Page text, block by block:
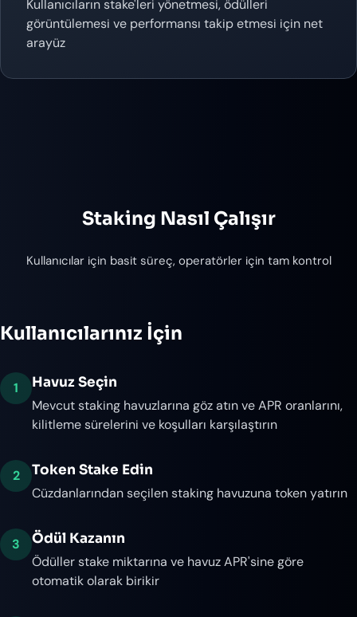
Kullanıcıların stake'leri yönetmesi, ödülleri
görüntülemesi ve performansı takip etmesi için net
arayüz
Staking Nasıl Çalışır
Kullanıcılar için basit süreç, operatörler için tam kontrol
Kullanıcılarınız İçin
1
Havuz Seçin
Mevcut staking havuzlarına göz atın ve APR oranlarını,
kilitleme sürelerini ve koşulları karşılaştırın
2
Token Stake Edin
Cüzdanlarından seçilen staking havuzuna token yatırın
3
Ödül Kazanın
Ödüller stake miktarına ve havuz APR'sine göre
otomatik olarak birikir